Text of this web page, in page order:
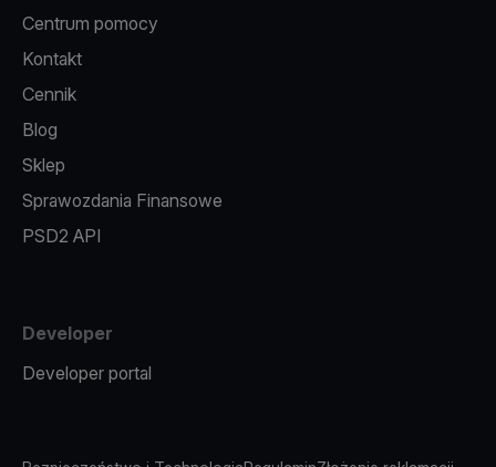
Centrum pomocy
Kontakt
Cennik
Blog
Sklep
Sprawozdania Finansowe
PSD2 API
Developer
Developer portal